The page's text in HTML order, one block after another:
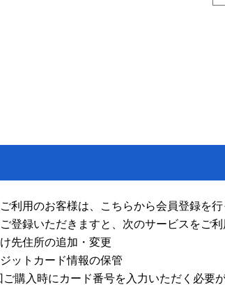
利用のお客様は、こちらから会員登録を行
登録いただきますと、次のサービスをご利
け先住所の追加・変更
ジットカード情報の保管
購入時にカード番号を入力いただく必要